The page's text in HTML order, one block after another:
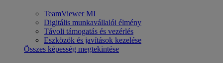
TeamViewer MI
Digitális munkavállalói élmény
Távoli támogatás és vezérlés
Eszközök és javítások kezelése
Összes képesség megtekintése